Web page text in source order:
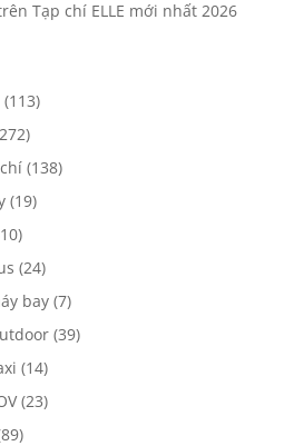
Tạp chí ELLE mới nhất 2026
(113)
(138)
(19)
(24)
bay(7)
(39)
(14)
(23)